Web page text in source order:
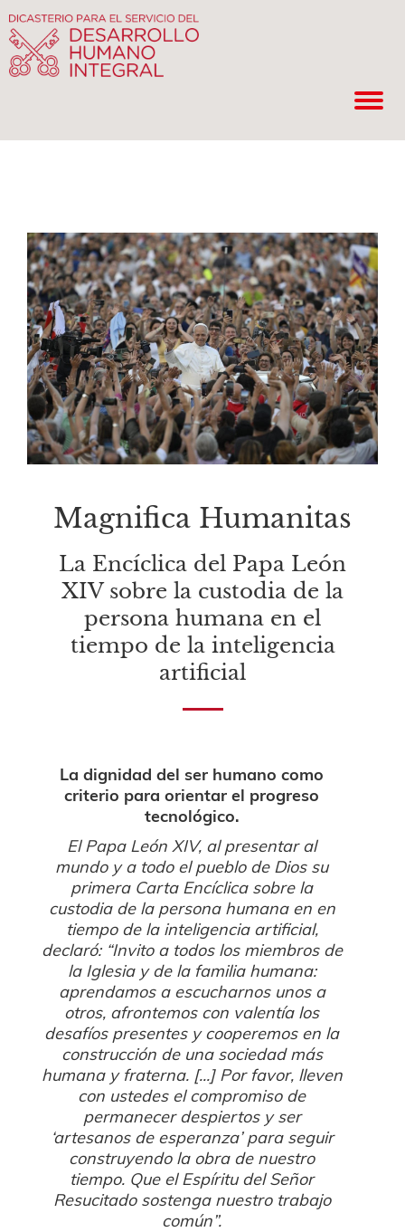
Magnifica Humanitas
La Encíclica del Papa León
XIV sobre la custodia de la
persona humana en el
tiempo de la inteligencia
artificial
La dignidad del ser humano como
criterio para orientar el progreso
tecnológico.
El Papa León XIV, al presentar al
mundo y a todo el pueblo de Dios su
primera Carta Encíclica sobre la
custodia de la persona humana en en
tiempo de la inteligencia artificial,
declaró: “Invito a todos los miembros de
la Iglesia y de la familia humana:
aprendamos a escucharnos unos a
otros, afrontemos con valentía los
desafíos presentes y cooperemos en la
construcción de una sociedad más
humana y fraterna. [...] Por favor, lleven
con ustedes el compromiso de
permanecer despiertos y ser
‘artesanos de esperanza’ para seguir
construyendo la obra de nuestro
tiempo. Que el Espíritu del Señor
Resucitado sostenga nuestro trabajo
común”.